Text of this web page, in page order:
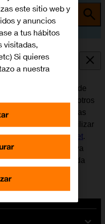
donde se puede
compartirlos con otros
usuarios, comentar las
gusta". Antes de utilizar
el móvil para internet.
de aplicaciones va
ser que no coincida
instrucción.
este sitio web y
y anuncios
a tus hábitos
visitadas,
Si quieres
a nuestra